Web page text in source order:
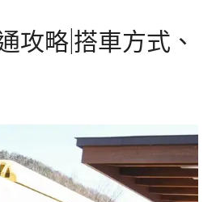
攻略|搭車方式、